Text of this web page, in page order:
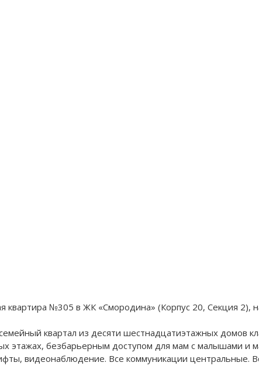
квартира №305 в ЖК «Смородина» (Корпус 20, Секция
квартал из десяти шестнадцатиэтажных домов
этажах, безбарьерным доступом для мам с малышами
видеонаблюдение. Все коммуникации центральные.